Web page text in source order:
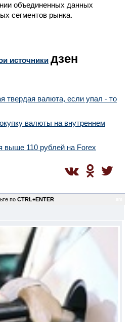
объединенных данных
сегментов рынка.
источники дзен
твердая валюта, если упал - то
валюты на внутреннем
выше 110 рублей на Forex
по CTRL+ENTER